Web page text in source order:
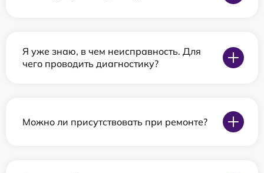
Я уже знаю, в чем неисправность. Для
чего проводить диагностику?
Можно ли присутствовать при ремонте?